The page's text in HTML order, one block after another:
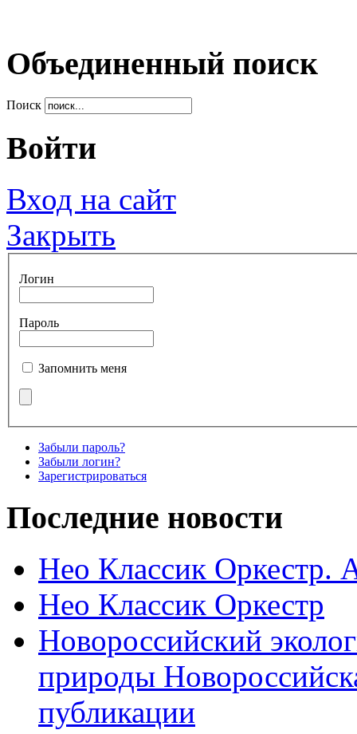
Объединенный поиск
Поиск
Войти
Вход на сайт
Закрыть
Логин
Пароль
Запомнить меня
Забыли пароль?
Забыли логин?
Зарегистрироваться
Последние новости
Нео Классик Оркестр.
Нео Классик Оркестр
Новороссийский
природы
публикации